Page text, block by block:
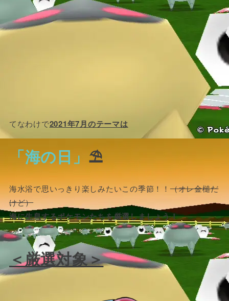
てなわけで2021年7月のテーマは
「海の日」 ⛱
海水浴で思いっきり楽しみたいこの季節！！ （オレ金槌だ
けど）
海に生息するポケモンたちを厳選しましょう！
＜厳選対象＞